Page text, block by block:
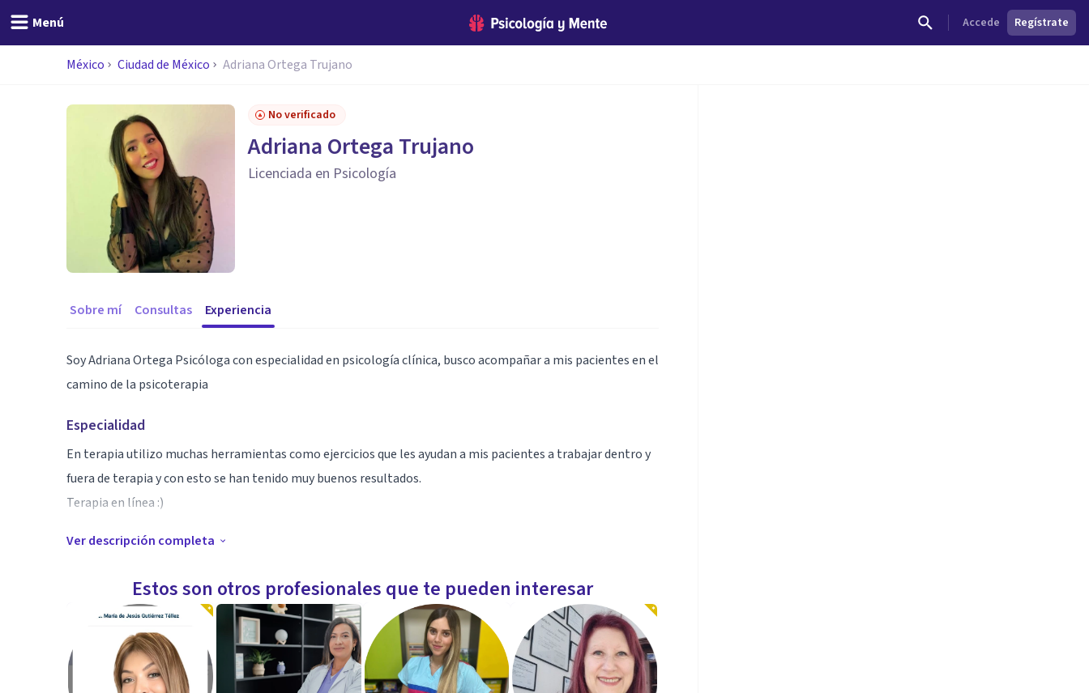
Menú Accede Regístrate
México Ciudad de México Adriana Ortega Trujano
No verificado
Adriana Ortega Trujano
Licenciada en Psicología
Sobre mí Consultas Experiencia
Soy Adriana Ortega Psicóloga con especialidad en psicología clínica, busco acompañar a mis pacientes en el
camino de la psicoterapia
Especialidad
En terapia utilizo muchas herramientas como ejercicios que les ayudan a mis pacientes a trabajar dentro y
fuera de terapia y con esto se han tenido muy buenos resultados.
Terapia en línea :)
Aptitudes
Ver descripción completa
Estos son otros profesionales que te pueden interesar